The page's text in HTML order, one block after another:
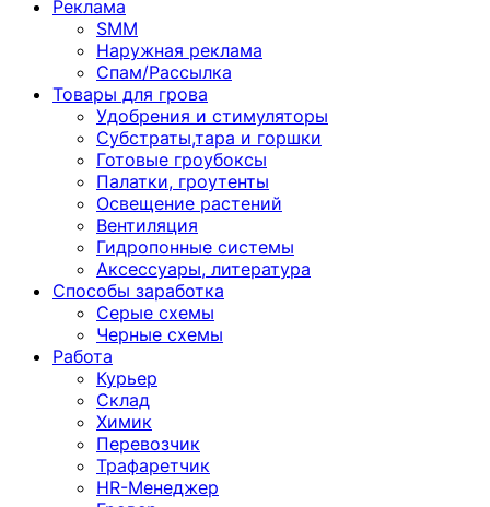
Реклама
SMM
Наружная реклама
Спам/Рассылка
Товары для грова
Удобрения и стимуляторы
Субстраты,тара и горшки
Готовые гроубоксы
Палатки, гроутенты
Освещение растений
Вентиляция
Гидропонные системы
Аксессуары, литература
Способы заработка
Серые схемы
Черные схемы
Работа
Курьер
Склад
Химик
Перевозчик
Трафаретчик
HR-Менеджер